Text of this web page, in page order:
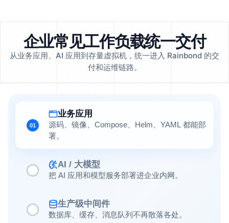
企业常见工作负载统一交付
从业务应用、AI 应用到存量虚拟机，统一进入 Rainbond 的交
付和运维链路。
01
业务应用
源码、镜像、Compose、Helm、YAML 都能部
署。
AI / 大模型
把 AI 应用和模型服务部署进企业内网。
生产级中间件
数据库、缓存、消息队列不再散落各处。